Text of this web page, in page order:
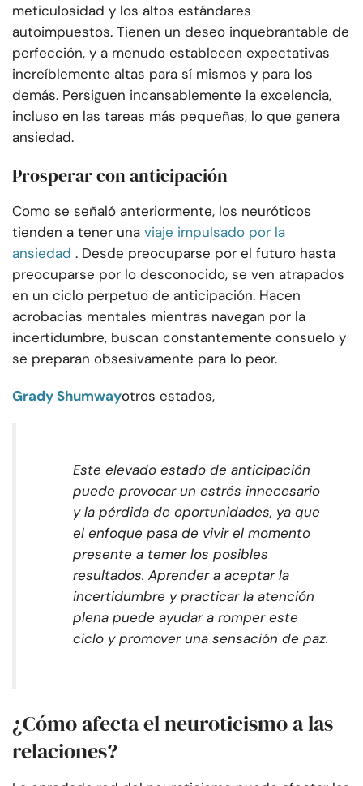
meticulosidad y los altos estándares
autoimpuestos. Tienen un deseo inquebrantable de
perfección, y a menudo establecen expectativas
increíblemente altas para sí mismos y para los
demás. Persiguen incansablemente la excelencia,
incluso en las tareas más pequeñas, lo que genera
ansiedad.
Prosperar con anticipación
Como se señaló anteriormente, los neuróticos
tienden a tener una viaje impulsado por la
ansiedad . Desde preocuparse por el futuro hasta
preocuparse por lo desconocido, se ven atrapados
en un ciclo perpetuo de anticipación. Hacen
acrobacias mentales mientras navegan por la
incertidumbre, buscan constantemente consuelo y
se preparan obsesivamente para lo peor.
Grady Shumwayotros estados,
Este elevado estado de anticipación
puede provocar un estrés innecesario
y la pérdida de oportunidades, ya que
el enfoque pasa de vivir el momento
presente a temer los posibles
resultados. Aprender a aceptar la
incertidumbre y practicar la atención
plena puede ayudar a romper este
ciclo y promover una sensación de paz.
¿Cómo afecta el neuroticismo a las
relaciones?